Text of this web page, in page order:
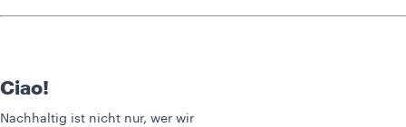
Ciao!
Nachhaltig ist nicht nur, wer wir